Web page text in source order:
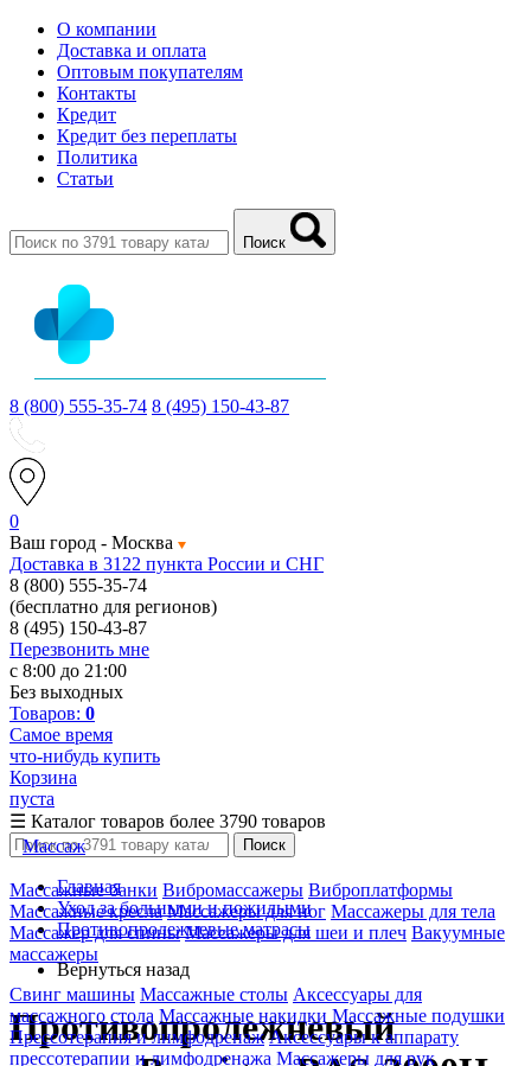
О компании
Доставка и оплата
Оптовым покупателям
Контакты
Кредит
Кредит без переплаты
Политика
Статьи
Поиск
8 (800) 555-35-74 8 (495) 150-43-87
0
Ваш город - Москва
Доставка в 3122 пункта России и СНГ
8 (800) 555-35-74
(бесплатно для регионов)
8 (495) 150-43-87
Перезвонить мне
с 8:00 до 21:00
Без выходных
Товаров: 0
Самое время
что-нибудь купить
Корзина
пуста
☰ Каталог товаров более 3790 товаров
Массаж
Массажные банки Вибромассажеры Виброплатформы
Массажные кресла Массажеры для ног Массажеры для тела
Массажер для спины Массажеры для шеи и плеч Вакуумные
массажеры
Свинг машины Массажные столы Аксессуары для
массажного стола Массажные накидки Массажные подушки
Прессотерапия и лимфодренаж Аксессуары к аппарату
прессотерапии и лимфодренажа Массажеры для рук
Поиск
Главная
Уход за больными и пожилыми
Противопролежневые матрасы
Вернуться назад
Противопролежневый